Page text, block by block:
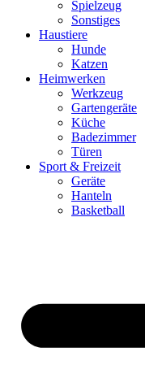
Spielzeug
Sonstiges
Haustiere
Hunde
Katzen
Heimwerken
Werkzeug
Gartengeräte
Küche
Badezimmer
Türen
Sport & Freizeit
Geräte
Hanteln
Basketball